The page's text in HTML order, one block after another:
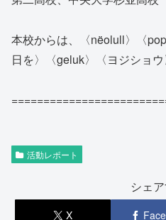
本校からは、〈nëolull〉〈
日を〉〈geluk〉〈ヨジショウ
活動レポート
シェ
X